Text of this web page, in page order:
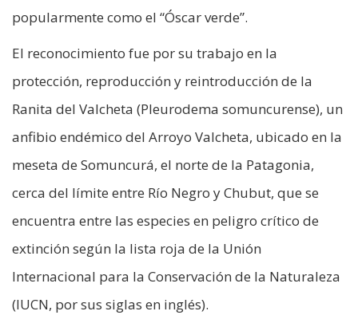
popularmente como el “Óscar verde”.
El reconocimiento fue por su trabajo en la
protección, reproducción y reintroducción de la
Ranita del Valcheta (Pleurodema somuncurense), un
anfibio endémico del Arroyo Valcheta, ubicado en la
meseta de Somuncurá, el norte de la Patagonia,
cerca del límite entre Río Negro y Chubut, que se
encuentra entre las especies en peligro crítico de
extinción según la lista roja de la Unión
Internacional para la Conservación de la Naturaleza
(IUCN, por sus siglas en inglés).